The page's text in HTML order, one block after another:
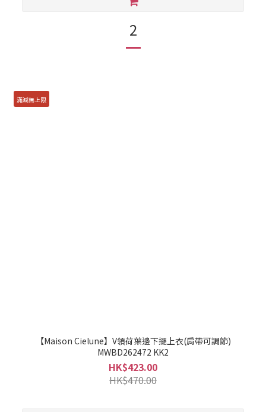
2
滿減無上限
【Maison Cielune】V領荷葉邊下擺上衣(肩帶可調節)
MWBD262472 KK2
HK$423.00
HK$470.00